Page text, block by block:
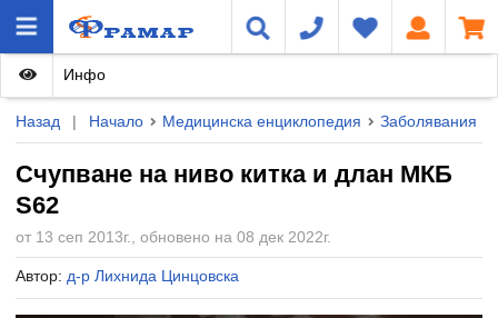
Назад | Начало Медицинска енциклопедия Заболявания
Счупване на ниво китка и длан МКБ
S62
от 13 сеп 2013г., обновено на 08 дек 2022г.
Автор: д-р Лихнида Цинцовска
Инфо